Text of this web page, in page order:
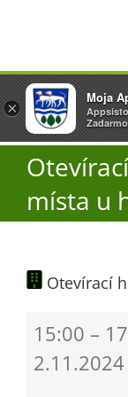
Přeskočit
na
obsah
místa u
Otevírací
hodiny
sběrného
15:00 –
2.11.2024
×
- In
×
Moja
Appsisto